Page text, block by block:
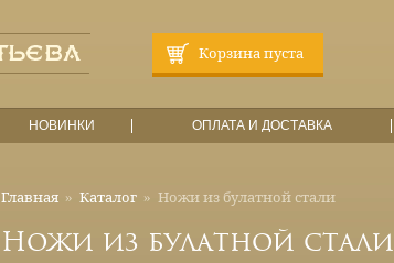
Корзина пуста
НОВИНКИ ОПЛАТА И ДОСТАВКА
Главная » Каталог » Ножи из булатной стали
Ножи из булатной стали